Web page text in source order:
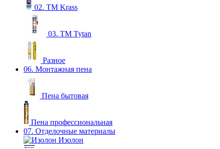
02. ТМ Krass
03. ТМ Tytan
Разное
06. Монтажная пена
Пена бытовая
Пена профессиональная
07. Отделочные материалы
Изолон